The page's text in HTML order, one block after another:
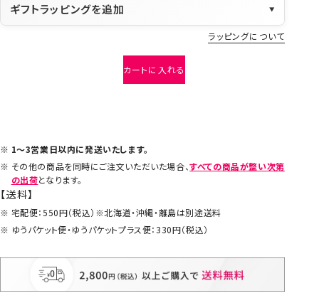
ギフトラッピングを追加 ▼
ラッピングについて
カートに入れる
1～3営業日以内に発送いたします。
その他の商品を同時にご注文いただいた場合、すべての商品が整い次第
の出荷となります。
【送料】
宅配便：550円（税込）※北海道・沖縄・離島は別途送料
ゆうパケット便・ゆうパケットプラス便：330円（税込）